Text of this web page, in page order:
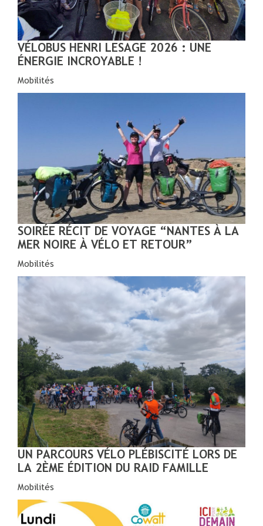
VÉLOBUS HENRI LESAGE 2026 : UNE
ÉNERGIE INCROYABLE !
Mobilités
SOIRÉE RÉCIT DE VOYAGE “NANTES À LA
MER NOIRE À VÉLO ET RETOUR”
Mobilités
UN PARCOURS VÉLO PLÉBISCITÉ LORS DE
LA 2ÈME ÉDITION DU RAID FAMILLE
Mobilités